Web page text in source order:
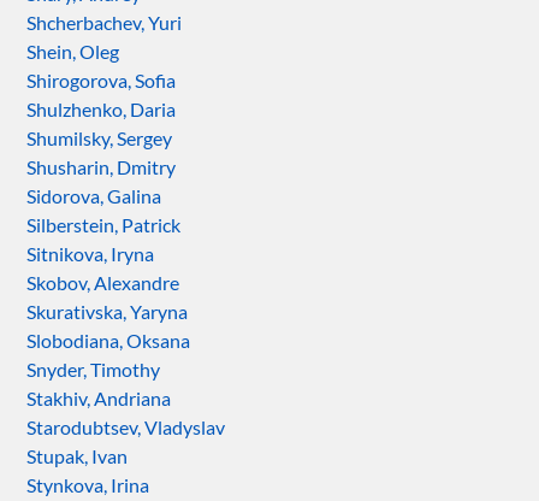
Shcherbachev, Yuri
Shein, Oleg
Shirogorova, Sofia
Shulzhenko, Daria
Shumilsky, Sergey
Shusharin, Dmitry
Sidorova, Galina
Silberstein, Patrick
Sitnikova, Iryna
Skobov, Alexandre
Skurativska, Yaryna
Slobodiana, Oksana
Snyder, Timothy
Stakhiv, Andriana
Starodubtsev, Vladyslav
Stupak, Ivan
Stynkova, Irina